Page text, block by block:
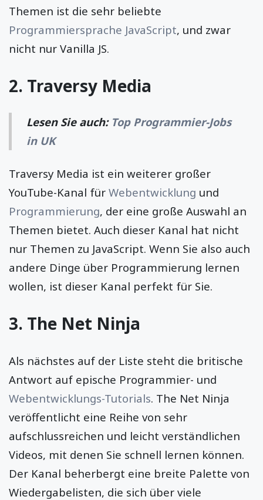
Themen ist die sehr beliebte
Programmiersprache JavaScript, und zwar
nicht nur Vanilla JS.
2. Traversy Media
Lesen Sie auch: Top Programmier-Jobs
in UK
Traversy Media ist ein weiterer großer
YouTube-Kanal für Webentwicklung und
Programmierung, der eine große Auswahl an
Themen bietet. Auch dieser Kanal hat nicht
nur Themen zu JavaScript. Wenn Sie also auch
andere Dinge über Programmierung lernen
wollen, ist dieser Kanal perfekt für Sie.
3. The Net Ninja
Als nächstes auf der Liste steht die britische
Antwort auf epische Programmier- und
Webentwicklungs-Tutorials. The Net Ninja
veröffentlicht eine Reihe von sehr
aufschlussreichen und leicht verständlichen
Videos, mit denen Sie schnell lernen können.
Der Kanal beherbergt eine breite Palette von
Wiedergabelisten, die sich über viele